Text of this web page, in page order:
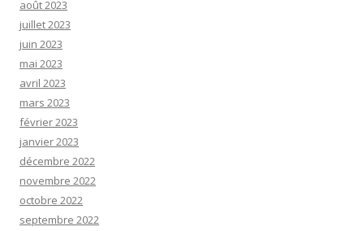
août 2023
juillet 2023
juin 2023
mai 2023
avril 2023
mars 2023
février 2023
janvier 2023
décembre 2022
novembre 2022
octobre 2022
septembre 2022